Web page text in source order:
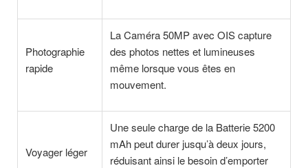
Photographie
rapide
La Caméra 50MP avec OIS capture
des photos nettes et lumineuses
même lorsque vous êtes en
mouvement.
Voyager léger
Une seule charge de la Batterie 5200
mAh peut durer jusqu’à deux jours,
réduisant ainsi le besoin d’emporter